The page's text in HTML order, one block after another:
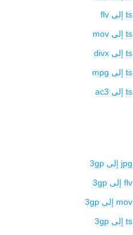
ts إلى flv
ts إلى mov
ts إلى divx
ts إلى mpg
ts إلى ac3
jpg إلى 3gp
flv إلى 3gp
mov إلى 3gp
ts إلى 3gp